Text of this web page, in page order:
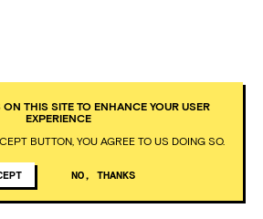
THIS SITE TO ENHANCE YOUR USER
EXPERIENCE
BUTTON, YOU AGREE TO US DOING SO.
NO, THANKS